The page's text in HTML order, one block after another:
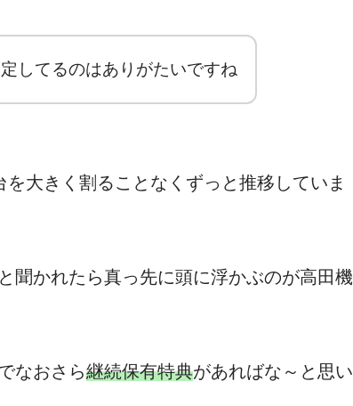
してるのはありがたいですね
大きく割ることなくずっと推移していま
聞かれたら真っ先に頭に浮かぶのが高田機
なおさら継続保有特典があればな～と思い